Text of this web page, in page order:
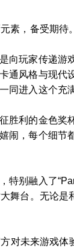
素，备受期待。
向玩家传递
风格与现
同进入这个充
利的金色
，每个细节
别融入了
舞台。无论
未来游戏